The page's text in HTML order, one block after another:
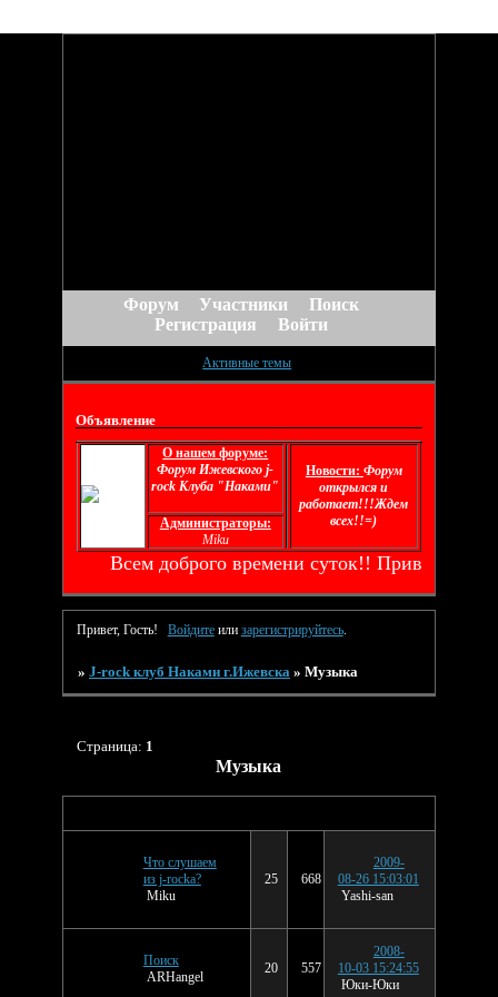
Форум Участники
Поиск
Регистрация
Войти
Активные темы
Объявление
О нашем форуме:
Форум Ижевского j-
rock Клуба "Наками"
Новости: Форум
открылся и
работает!!!Ждем
всех!!=)
Администраторы:
Miku
Всем доброго времени суток!!
Привет, Гость! Войдитеили зарегистрируйтесь.
» J-rock клуб Наками г.Ижевска » Музыка
Музыка
Страница: 1
Что слушаем
из j-rocka?
Miku
25 668
2009-
08-26 15:03:01
Yashi-san
Поиск
ARHangel
20 557
2008-
10-03 15:24:55
Юки-Юки